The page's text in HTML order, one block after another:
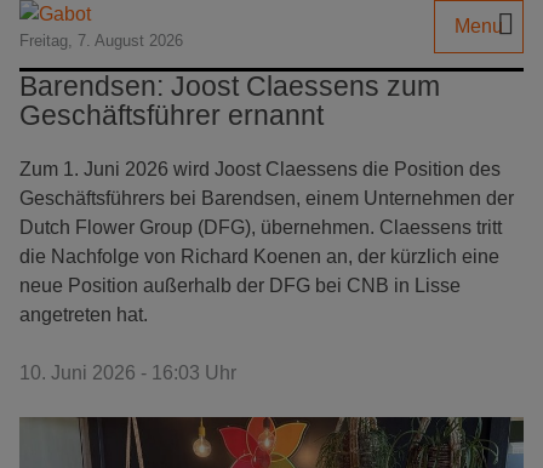
Freitag, 7. August 2026
Menu
Barendsen: Joost Claessens zum
Geschäftsführer ernannt
Zum 1. Juni 2026 wird Joost Claessens die Position des
Geschäftsführers bei Barendsen, einem Unternehmen der
Dutch Flower Group (DFG), übernehmen. Claessens tritt
die Nachfolge von Richard Koenen an, der kürzlich eine
neue Position außerhalb der DFG bei CNB in Lisse
angetreten hat.
10. Juni 2026 - 16:03 Uhr